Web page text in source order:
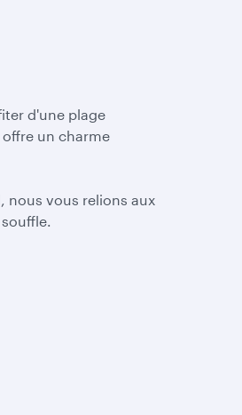
d'une plage
un charme
nous vous relions aux